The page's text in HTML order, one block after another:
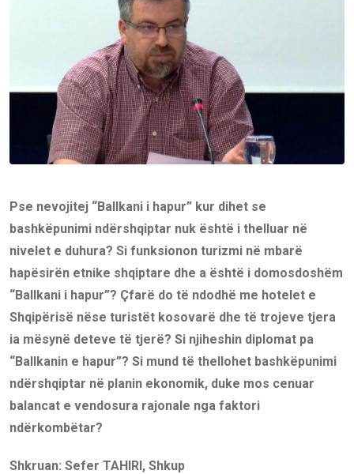
Pse nevojitej “Ballkani i hapur” kur dihet se
bashkëpunimi ndërshqiptar nuk është i thelluar në
nivelet e duhura? Si funksionon turizmi në mbarë
hapësirën etnike shqiptare dhe a është i domosdoshëm
“Ballkani i hapur”? Çfarë do të ndodhë me hotelet e
Shqipërisë nëse turistët kosovarë dhe të trojeve tjera
ia mësynë deteve të tjerë? Si njiheshin diplomat pa
“Ballkanin e hapur”? Si mund të thellohet bashkëpunimi
ndërshqiptar në planin ekonomik, duke mos cenuar
balancat e vendosura rajonale nga faktori
ndërkombëtar?
Shkruan: Sefer TAHIRI, Shkup